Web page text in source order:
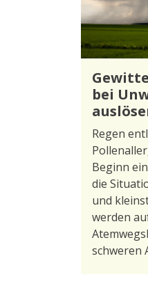
bei
Regen
Beginn
die
und
werden
schweren